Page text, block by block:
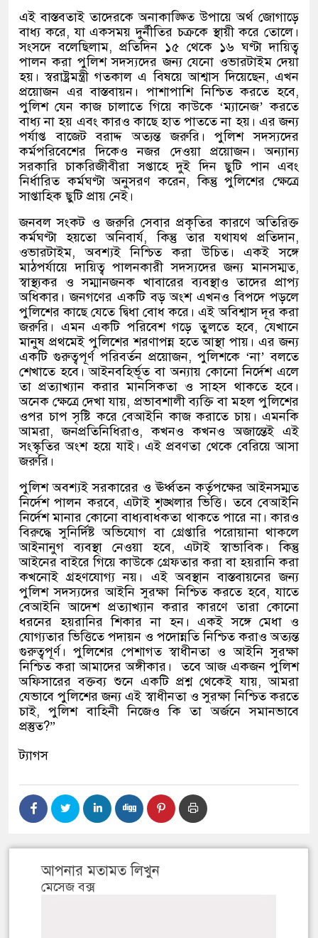
এই বাস্তবতাই তাদেরকে অনাকাঙ্ক্ষিত উপায়ে অর্থ জোগাড়ে
বাধ্য করে,যা একসময় দুর্নীতির চক্রকে স্থায়ী করে তোলে।
সংসদে বলেছিলাম, প্রতিদিন ১৫ থেকে ১৬ ঘণ্টা দায়িত্ব
পালন করা পুলিশ সদস্যদের জন্য যেনো ওভারটাইম দেয়া
হয়। স্বরাষ্ট্রমন্ত্রী গতকাল এ বিষয়ে আশ্বাস দিয়েছেন,এখন
প্রয়োজন এর বাস্তবায়ন। পাশাপাশি নিশ্চিত করতে হবে,
পুলিশ যেন কাজ চালাতে গিয়ে কাউকে ‘ম্যানেজ’করতে
বাধ্য না হয় এবং কারও কাছে হাত পাততে না হয়। এর জন্য
পর্যাপ্ত বাজেট বরাদ্দ অত্যন্ত জরুরি। পুলিশ সদস্যদের
কর্মপরিবেশের দিকেও নজর দেওয়া প্রয়োজন। অন্যান্য
সরকারি চাকরিজীবীরা সপ্তাহে দুই দিন ছুটি পান এবং
নির্ধারিত কর্মঘণ্টা অনুসরণ করেন,কিন্তু পুলিশের ক্ষেত্রে
সাপ্তাহিক ছুটি প্রায় নেই।
জনবল সংকট ও জরুরি সেবার প্রকৃতির কারণে অতিরিক্ত
কর্মঘণ্টা হয়তো অনিবার্য,কিন্তু তার যথাযথ প্রতিদান,
ওভারটাইম,অবশ্যই নিশ্চিত করা উচিত। একই সঙ্গে
মাঠপর্যায়ে দায়িত্ব পালনকারী সদস্যদের জন্য মানসম্মত,
স্বাস্থ্যকর ও সম্মানজনক খাবারের ব্যবস্থাও তাদের প্রাপ্য
অধিকার। জনগণের একটি বড় অংশ এখনও বিপদে পড়লে
পুলিশের কাছে যেতে দ্বিধা বোধ করে। এই অবিশ্বাস দূর করা
জরুরি। এমন একটি পরিবেশ গড়ে তুলতে হবে,যেখানে
মানুষ প্রথমেই পুলিশের শরণাপন্ন হতে আস্থা পায়। এর জন্য
একটি গুরুত্বপূর্ণ পরিবর্তন প্রয়োজন, পুলিশকে‘না’বলতে
শেখাতে হবে। আইনবহির্ভূত বা অন্যায় কোনো নির্দেশ এলে
তা প্রত্যাখ্যান করার মানসিকতা ও সাহস থাকতে হবে।
অনেক ক্ষেত্রে দেখা যায়, প্রভাবশালী ব্যক্তি বা মহল পুলিশের
ওপর চাপ সৃষ্টি করে বেআইনি কাজ করাতে চায়। এমনকি
আমরা,জনপ্রতিনিধিরাও,কখনও কখনও অজান্তেই এই
সংস্কৃতির অংশ হয়ে যাই। এই প্রবণতা থেকে বেরিয়ে আসা
জরুরি।
পুলিশ অবশ্যই সরকারের ও ঊর্ধ্বতন কর্তৃপক্ষের আইনসম্মত
নির্দেশ পালন করবে, এটাই শৃঙ্খলার ভিত্তি। তবে বেআইনি
নির্দেশ মানার কোনো বাধ্যবাধকতা থাকতে পারে না। কারও
বিরুদ্ধে সুনির্দিষ্ট অভিযোগ বা গ্রেপ্তারি পরোয়ানা থাকলে
আইনানুগ ব্যবস্থা নেওয়া হবে,এটাই স্বাভাবিক। কিন্তু
আইনের বাইরে গিয়ে কাউকে গ্রেফতার করা বা হয়রানি করা
কখনোই গ্রহণযোগ্য নয়। এই অবস্থান বাস্তবায়নের জন্য
পুলিশ সদস্যদের আইনি সুরক্ষা নিশ্চিত করতে হবে,যাতে
বেআইনি আদেশ প্রত্যাখ্যান করার কারণে তারা কোনো
ধরনের হয়রানির শিকার না হন। একই সঙ্গে মেধা ও
যোগ্যতার ভিত্তিতে পদায়ন ও পদোন্নতি নিশ্চিত করাও অত্যন্ত
গুরুত্বপূর্ণ। পুলিশের পেশাগত স্বাধীনতা ও আইনি সুরক্ষা
নিশ্চিত করা আমাদের অঙ্গীকার।
তবে আজ একজন পুলিশ
অফিসারের বক্তব্য শুনে একটি প্রশ্ন থেকেই যায়,আমরা
যেভাবে পুলিশের জন্য এই স্বাধীনতা ও সুরক্ষা নিশ্চিত করতে
চাই,পুলিশ বাহিনী নিজেও কি তা অর্জনে সমানভাবে
প্রস্তুত?”
ট্যাগস
আপনার মতামত লিখুন
মেসেজ বক্স